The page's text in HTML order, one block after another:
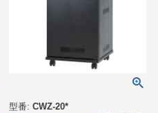
型番: CWZ-20*